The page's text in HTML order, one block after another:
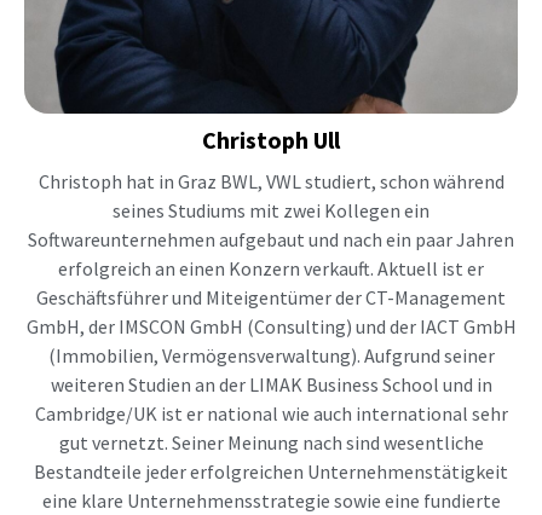
Christoph Ull
Christoph hat in Graz BWL, VWL studiert, schon während
seines Studiums mit zwei Kollegen ein
Softwareunternehmen aufgebaut und nach ein paar Jahren
erfolgreich an einen Konzern verkauft. Aktuell ist er
Geschäftsführer und Miteigentümer der CT-Management
GmbH, der IMSCON GmbH (Consulting) und der IACT GmbH
(Immobilien, Vermögensverwaltung). Aufgrund seiner
weiteren Studien an der LIMAK Business School und in
Cambridge/UK ist er national wie auch international sehr
gut vernetzt. Seiner Meinung nach sind wesentliche
Bestandteile jeder erfolgreichen Unternehmenstätigkeit
eine klare Unternehmensstrategie sowie eine fundierte